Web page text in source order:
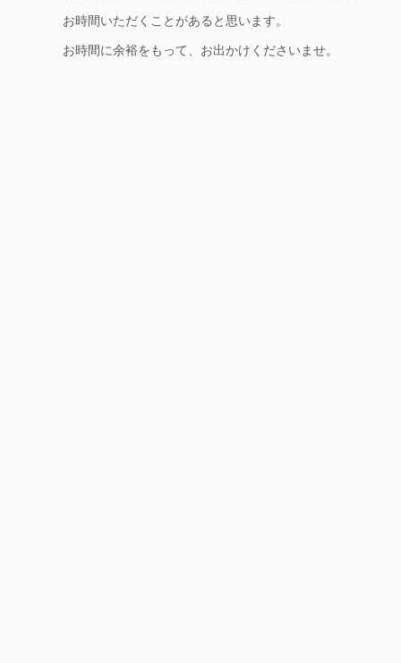
お時間いただくことがあると思います。
お時間に余裕をもって、お出かけくださいませ。